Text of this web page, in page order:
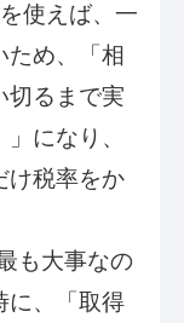
使えば、一
ため、「相
切るまで実
になり、
け税率をか
も大事なの
に、「取得